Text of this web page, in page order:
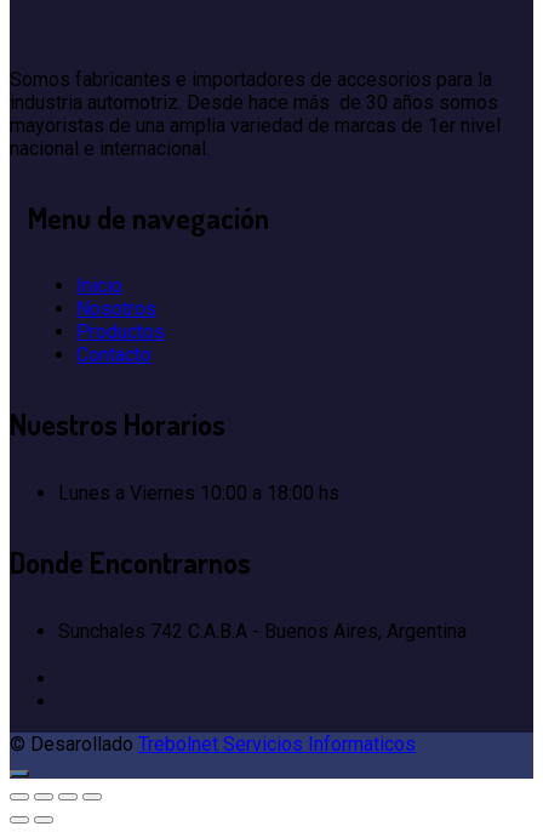
Somos fabricantes e importadores de accesorios para la
industria automotriz. Desde hace más de 30 años somos
mayoristas de una amplia variedad de marcas de 1er nivel
nacional e internacional.
Menu de navegación
Inicio
Nosotros
Productos
Contacto
Nuestros Horarios
Lunes a Viernes 10:00 a 18:00 hs
Donde Encontrarnos
Sunchales 742 C.A.B.A - Buenos Aires, Argentina
© Desarollado Trebolnet Servicios Informaticos